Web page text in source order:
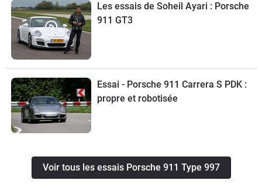
Les essais de Soheil Ayari : Porsche
911 GT3
Essai - Porsche 911 Carrera S PDK :
propre et robotisée
Voir tous les essais Porsche 911 Type 997